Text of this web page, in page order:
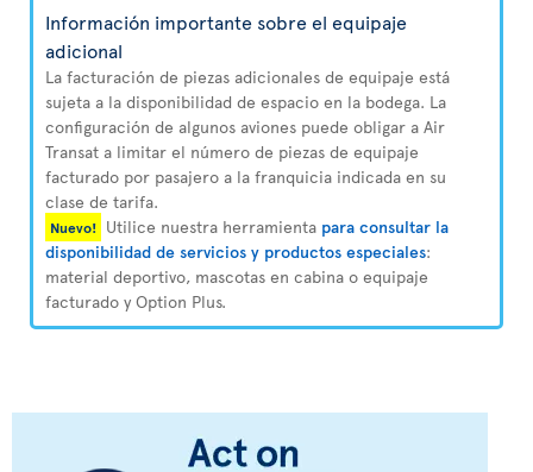
Información importante sobre el equipaje
adicional
La facturación de piezas adicionales de equipaje está
sujeta a la disponibilidad de espacio en la bodega. La
configuración de algunos aviones puede obligar a Air
Transat a limitar el número de piezas de equipaje
facturado por pasajero a la franquicia indicada en su
clase de tarifa.
Nuevo! Utilice nuestra herramienta para consultar la
disponibilidad de servicios y productos especiales:
material deportivo, mascotas en cabina o equipaje
facturado y Option Plus.